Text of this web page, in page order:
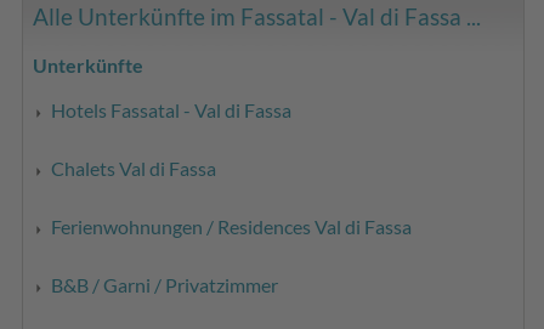
Alle Unterkünfte im Fassatal - Val di Fassa ...
Unterkünfte
Hotels Fassatal - Val di Fassa
Chalets Val di Fassa
Ferienwohnungen / Residences Val di Fassa
B&B / Garni / Privatzimmer